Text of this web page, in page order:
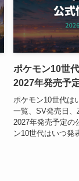
ポケモン10世
2027年発売予
ポケモン10世代は
一覧、SV発売日、
2027年発売予定の
ン10世代はいつ発